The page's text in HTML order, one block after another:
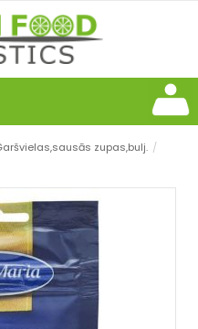
zupas,bulj. /